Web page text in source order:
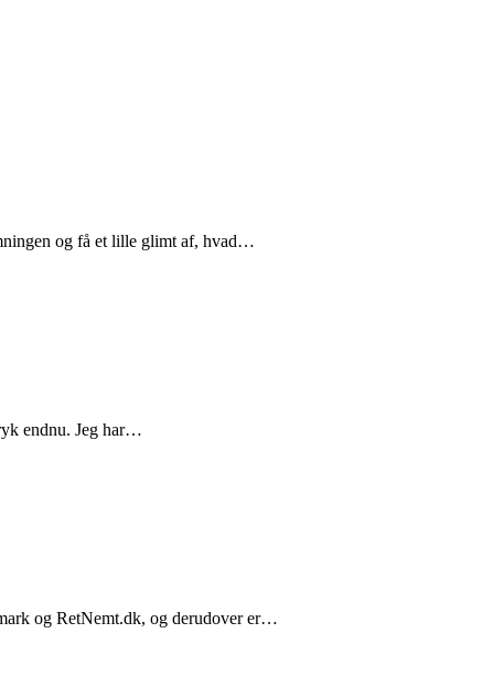
og få et lille glimt af, hvad…
endnu. Jeg har…
og RetNemt.dk, og derudover er…